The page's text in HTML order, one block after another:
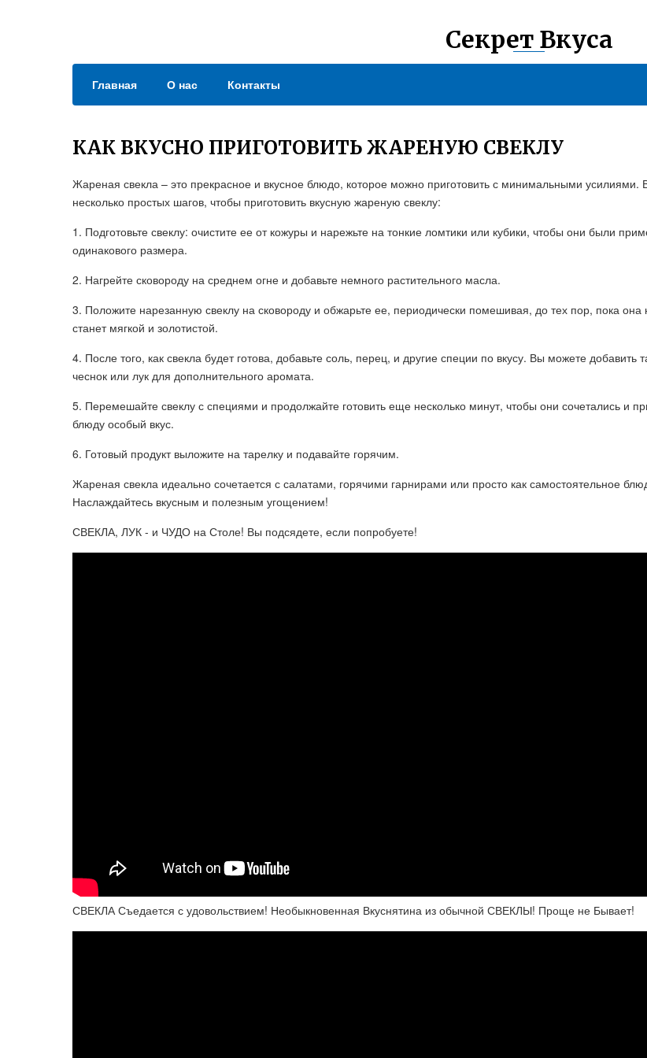
Секрет Вкуса
Главная О нас Контакты
КАК ВКУСНО ПРИГОТОВИТЬ ЖАРЕНУЮ СВЕКЛУ
Жареная свекла – это прекрасное и вкусное блюдо, которое можно приготовить с минимальными усилиями.
несколько простых шагов, чтобы приготовить вкусную жареную свеклу:
1. Подготовьте свеклу: очистите ее от кожуры и нарежьте на тонкие ломтики или кубики, чтобы они были
одинакового размера.
2. Нагрейте сковороду на среднем огне и добавьте немного растительного масла.
3. Положите нарезанную свеклу на сковороду и обжарьте ее, периодически помешивая, до тех пор, пока она
станет мягкой и золотистой.
4. После того, как свекла будет готова, добавьте соль, перец, и другие специи по вкусу. Вы можете добавить
чеснок или лук для дополнительного аромата.
5. Перемешайте свеклу с специями и продолжайте готовить еще несколько минут, чтобы они сочетались и
блюду особый вкус.
6. Готовый продукт выложите на тарелку и подавайте горячим.
Жареная свекла идеально сочетается с салатами, горячими гарнирами или просто как самостоятельное
Наслаждайтесь вкусным и полезным угощением!
СВЕКЛА, ЛУК - и ЧУДО на Столе! Вы подсядете, если попробуете!
СВЕКЛА Съедается с удовольствием! Необыкновенная Вкуснятина из обычной СВЕКЛЫ! Проще не Бывает!